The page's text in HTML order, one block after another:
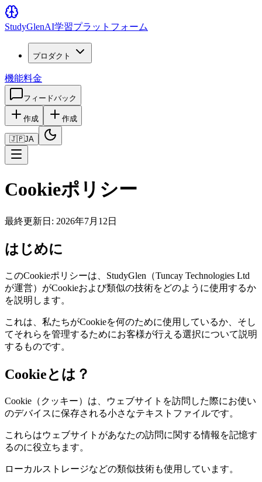
StudyGlenAI学習プラットフォーム
プロダクト
機能料金
フィードバック
作成 作成
🇯🇵JA
Cookieポリシー
最終更新日: 2026年7月12日
はじめに
このCookieポリシーは、StudyGlen（Tuncay Technologies Ltd
が運営）がCookieおよび類似の技術をどのように使用するか
を説明します。
これは、私たちがCookieを何のために使用しているか、そし
てそれらを管理するためにお客様が行える選択について説明
するものです。
Cookieとは？
Cookie（クッキー）は、ウェブサイトを訪問した際にお使い
のデバイスに保存される小さなテキストファイルです。
これらはウェブサイトがあなたの訪問に関する情報を記憶す
るのに役立ちます。
ローカルストレージなどの類似技術も使用しています。